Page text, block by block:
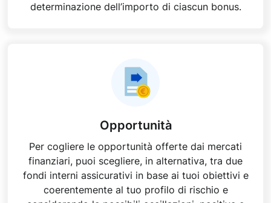
determinazione dell’importo di ciascun bonus.
Opportunità
Per cogliere le opportunità offerte dai mercati
finanziari, puoi scegliere, in alternativa, tra due
fondi interni assicurativi in base ai tuoi obiettivi e
coerentemente al tuo profilo di rischio e